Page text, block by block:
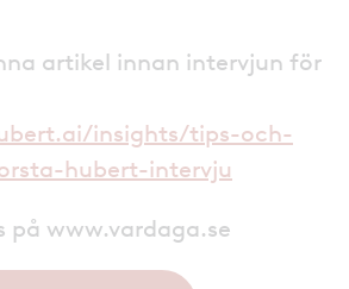
artikel innan intervjun för
insights/tips-och-
hubert-intervju
på www.vardaga.se